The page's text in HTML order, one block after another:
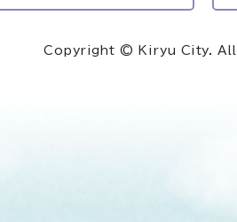
Copyright © Kiryu City. All